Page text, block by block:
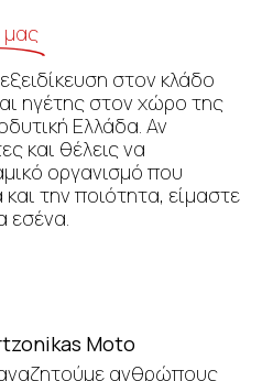
μας
στον κλάδο
ηγέτης στον χώρο της
Ελλάδα. Αν
και θέλεις να
οργανισμό που
την ποιότητα, είμαστε
εσένα.
Moto
ανθρώπους